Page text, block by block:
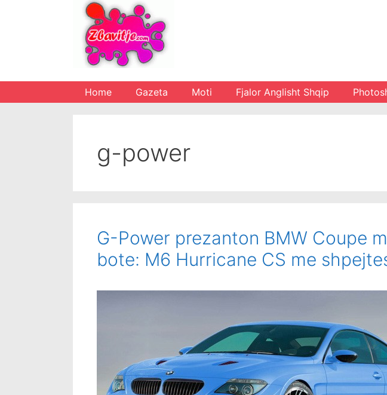
Home Gazeta Moti Fjalor Anglisht Shqip
g-power
G-Power prezanton BMW Coupe
bote: M6 Hurricane CS me